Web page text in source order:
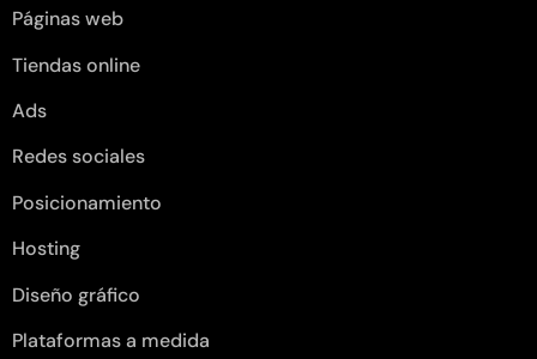
Páginas web
Tiendas online
Ads
Redes sociales
Posicionamiento
Hosting
Diseño gráfico
Plataformas a medida